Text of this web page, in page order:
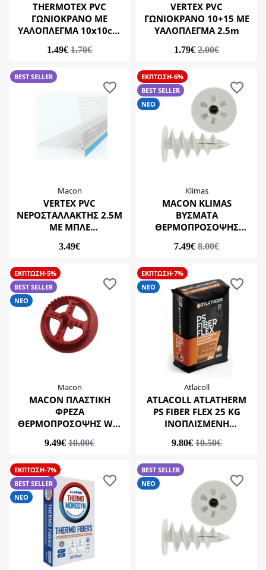
THERMOTEX PVC
ΓΩΝΙΟΚΡΑΝΟ ΜΕ
ΥΑΛΟΠΛΕΓΜΑ 10x10cm
1.49€ 1.70€
VERTEX PVC
ΓΩΝΙΟΚΡΑΝΟ 10+15 ΜΕ
ΥΑΛΟΠΛΕΓΜΑ 2.5m
1.79€ 2.00€
BEST SELLER
Macon
VERTEX PVC
ΝΕΡΟΣΤΑΛΛΑΚΤΗΣ 2.5M
ΜΕ ΜΠΛΕ
3.49€
ΕΚΠΤΩΣΗ-6%
BEST SELLER
ΝΕΟ
Klimas
MACON KLIMAS
ΒΥΣΜΑΤΑ
ΘΕΡΜΟΠΡΟΣΟΨΗΣ
5CM Χ 2.8CM (10ΤΕΜ)
7.49€ 8.00€
ΕΚΠΤΩΣΗ-5%
BEST SELLER
ΝΕΟ
Macon
MACON ΠΛΑΣΤΙΚΗ
ΦΡΕΖΑ
ΘΕΡΜΟΠΡΟΣΟΨΗΣ WK-
9.49€ 10.00€
ΕΚΠΤΩΣΗ-7%
ΝΕΟ
Atlacoll
ATLACOLL ATLATHERM
PS FIBER FLEX 25 KG
ΙΝΟΠΛΙΣΜΕΝΗ
ΘΕΡΜΟΠΡΟΣΟΨΗΣ
9.80€ 10.50€
ΕΚΠΤΩΣΗ-7%
BEST SELLER
ΝΕΟ
BEST SELLER
ΝΕΟ